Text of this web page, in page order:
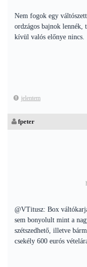
Nem fogok egy
ordzágos bajnok lennék,
kívül valós előnye nincs.
jelentem
fpeter
@VTitusz: Box
sem bonyolult mint a
szétszedhető, illetve
csekély 600 eurós